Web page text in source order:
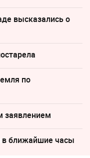
высказались о
по
заявлением
ближайшие часы